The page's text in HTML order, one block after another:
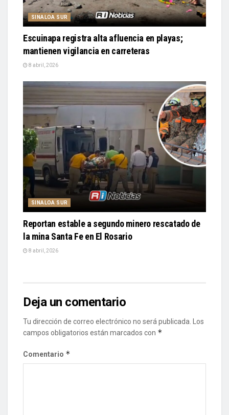
SINALOA SUR
Escuinapa registra alta afluencia en playas;
mantienen vigilancia en carreteras
8 abril, 2026
SINALOA SUR
Reportan estable a segundo minero rescatado de
la mina Santa Fe en El Rosario
8 abril, 2026
Deja un comentario
Tu dirección de correo electrónico no será publicada.
Los
campos obligatorios están marcados con *
Comentario *